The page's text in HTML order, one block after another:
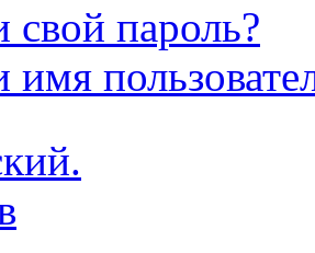
свой пароль?
имя